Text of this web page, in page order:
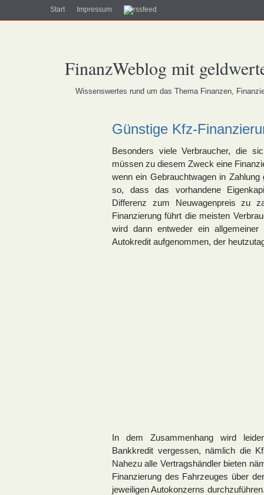
Start Impressum
FinanzWeblog mit
Wissenswertes rund um das Thema Finanzen,
Günstige Kfz-
Besonders viele Verbraucher, die
müssen zu diesem Zweck eine
wenn ein Gebrauchtwagen in
so, dass das vorhandene
Differenz zum Neuwagenpreis zu
Finanzierung führt die meisten
wird dann entweder ein
Autokredit aufgenommen, der
In dem Zusammenhang wird
Bankkredit vergessen, nämlich die
Nahezu alle Vertragshändler bieten
Finanzierung des Fahrzeuges über
jeweiligen Autokonzerns